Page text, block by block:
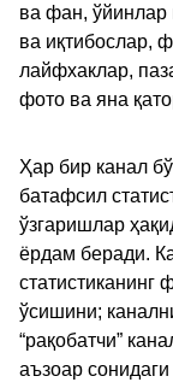
ва фан, ўйинлар
ва иқтибослар,
лайфхаклар,
фото ва яна
Ҳар бир канал
батафсил
ўзгаришлар
ёрдам беради.
статистиканинг
ўсишини;
“рақобатчи”
аъзоар сонидаги